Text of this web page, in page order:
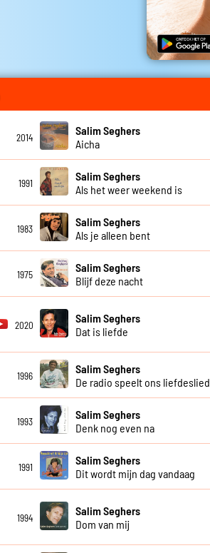
2014
Salim Seghers
Aicha
1991
Salim Seghers
Als het weer weekend is
1983
Salim Seghers
Als je alleen bent
1975
Salim Seghers
Blijf deze nacht
2020
Salim Seghers
Dat is liefde
1996
Salim Seghers
De radio speelt ons liefdeslied
1993
Salim Seghers
Denk nog even na
1991
Salim Seghers
Dit wordt mijn dag vandaag
1994
Salim Seghers
Dom van mij